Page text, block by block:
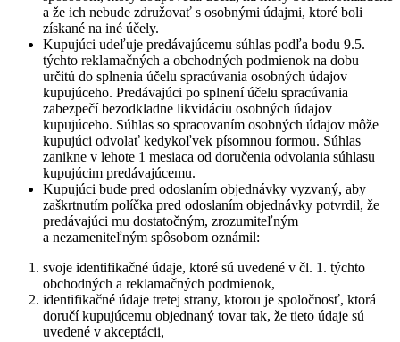
a že ich nebude združovať s osobnými údajmi, ktoré boli
získané na iné účely.
Kupujúci udeľuje predávajúcemu súhlas podľa bodu 9.5.
týchto reklamačných a obchodných podmienok na dobu
určitú do splnenia účelu spracúvania osobných údajov
kupujúceho. Predávajúci po splnení účelu spracúvania
zabezpečí bezodkladne likvidáciu osobných údajov
kupujúceho. Súhlas so spracovaním osobných údajov môže
kupujúci odvolať kedykoľvek písomnou formou. Súhlas
zanikne v lehote 1 mesiaca od doručenia odvolania súhlasu
kupujúcim predávajúcemu.
Kupujúci bude pred odoslaním objednávky vyzvaný, aby
zaškrtnutím políčka pred odoslaním objednávky potvrdil, že
predávajúci mu dostatočným, zrozumiteľným
a nezameniteľným spôsobom oznámil:
svoje identifikačné údaje, ktoré sú uvedené v čl. 1. týchto
obchodných a reklamačných podmienok,
identifikačné údaje tretej strany, ktorou je spoločnosť, ktorá
doručí kupujúcemu objednaný tovar tak, že tieto údaje sú
uvedené v akceptácii,